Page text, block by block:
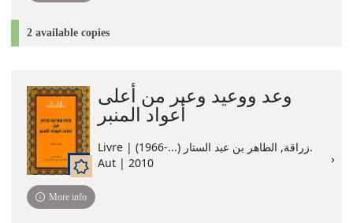
2 available copies
وعد ووعيد وعبر من أعلى
أعواد المنبر
Livre | زراقة, الطاهر بن عبد الستار (...-1966).
Aut | 2010
More info